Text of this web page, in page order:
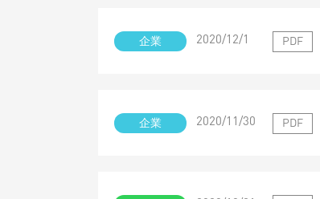
企業 2020/12/1 PDF
企業 2020/11/30 PDF